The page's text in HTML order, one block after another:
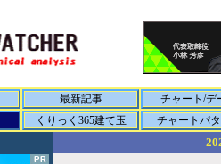
最新記事
チャート/デ
くりっく365建て玉 チャートパ